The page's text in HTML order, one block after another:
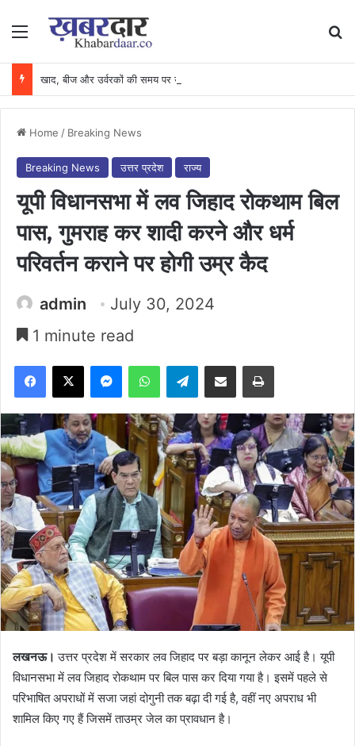
Menu
Home / Breaking News
Breaking News उत्तर प्रदेश राज्य
यूपी विधानसभा में लव जिहाद रोकथाम बिल
पास, गुमराह कर शादी करने और धर्म
परिवर्तन कराने पर होगी उम्र कैद
admin
July 30, 2024
1 minute read
Facebook
X MessengerWhatsAppTelegramShare via Email Print
लखनऊ। उत्तर प्रदेश में सरकार लव जिहाद पर बड़ा कानून लेकर आई है। यूपी
विधानसभा में लव जिहाद रोकथाम पर बिल पास कर दिया गया है। इसमें पहले से
परिभाषित अपराधों में सजा जहां दोगुनी तक बढ़ा दी गई है, वहीं नए अपराध भी
शामिल किए गए हैं जिसमें ताउम्र जेल का प्रावधान है।